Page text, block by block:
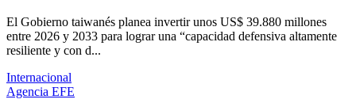
El Gobierno taiwanés planea invertir unos US$ 39.880 millones
entre 2026 y 2033 para lograr una “capacidad defensiva altamente
resiliente y con d...
Internacional
Agencia EFE